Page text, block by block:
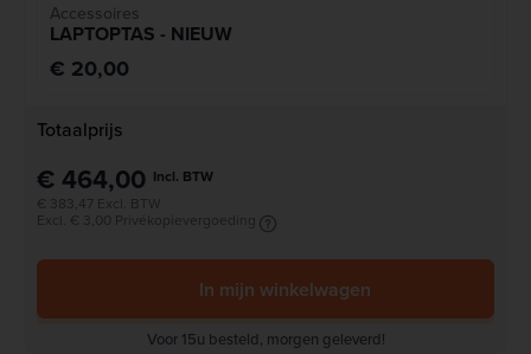
Accessoires
LAPTOPTAS - NIEUW
€ 20,00
Totaalprijs
€ 464,00 Incl. BTW
€ 383,47 Excl. BTW
Excl. € 3,00 Privékopievergoeding
In mijn winkelwagen
Voor 15u besteld, morgen geleverd!